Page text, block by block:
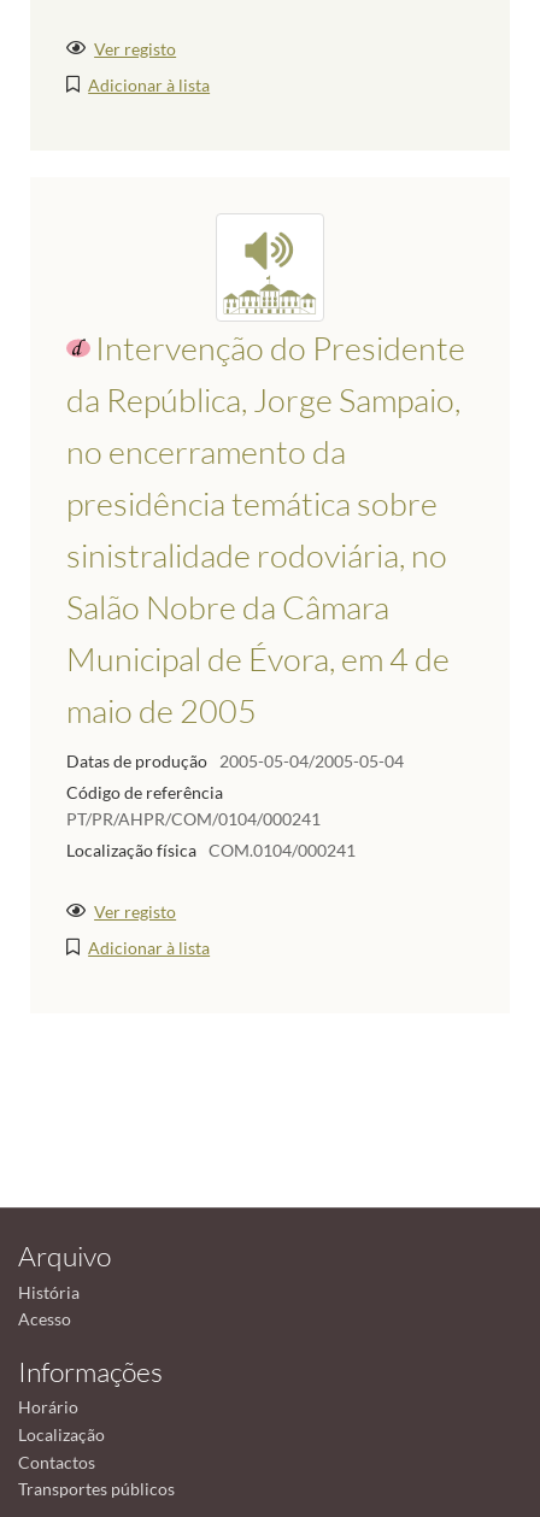
Ver registo
Adicionar à lista
Intervenção do Presidente
da República, Jorge Sampaio,
no encerramento da
presidência temática sobre
sinistralidade rodoviária, no
Salão Nobre da Câmara
Municipal de Évora, em 4 de
maio de 2005
Datas de produção
2005-05-04/2005-05-04
Código de referência
PT/PR/AHPR/COM/0104/000241
Localização física COM.0104/000241
Ver registo
Adicionar à lista
Arquivo
História
Acesso
Informações
Horário
Localização
Contactos
Transportes públicos